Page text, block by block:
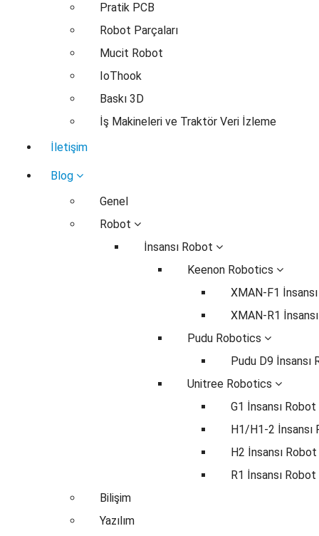
Pratik PCB
Robot Parçaları
Mucit Robot
IoThook
Baskı 3D
İş Makineleri ve Traktör Veri İzleme
İletişim
Blog
Genel
Robot
İnsansı Robot
Keenon Robotics
XMAN-F1
XMAN-R1
Pudu Robotics
Pudu D9 İnsansı
Unitree Robotics
G1 İnsansı Robot
H1/H1-2 İnsansı
H2 İnsansı Robot
R1 İnsansı Robot
Bilişim
Yazılım